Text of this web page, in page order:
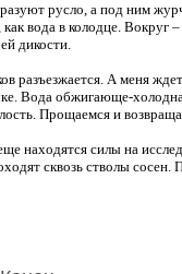
русло, а под ним
вода в колодце.
дикости.
разъезжается. А меня
Вода обжигающе-
Прощаемся и
находятся силы на
сквозь стволы